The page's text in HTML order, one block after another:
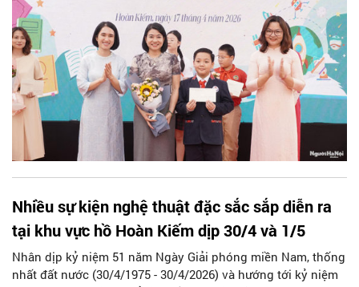
Nhiều sự kiện nghệ thuật đặc sắc sắp diễn ra
tại khu vực hồ Hoàn Kiếm dịp 30/4 và 1/5
Nhân dịp kỷ niệm 51 năm Ngày Giải phóng miền Nam, thống
nhất đất nước (30/4/1975 - 30/4/2026) và hướng tới kỷ niệm